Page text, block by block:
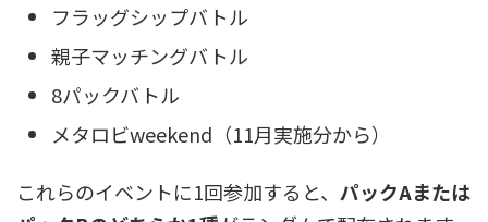
フラッグシップバトル
親子マッチングバトル
8パックバトル
メタロビweekend（11月実施分から）
これらのイベントに1回参加すると、 パックAまたは